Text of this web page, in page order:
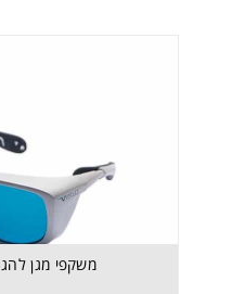
משקפי מגן